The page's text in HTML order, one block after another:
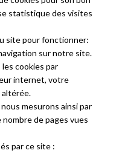
statistique des visites
site pour fonctionner:
sur notre site.
cookies par
internet, votre
altérée.
mesurons ainsi par
de pages vues
par ce site :